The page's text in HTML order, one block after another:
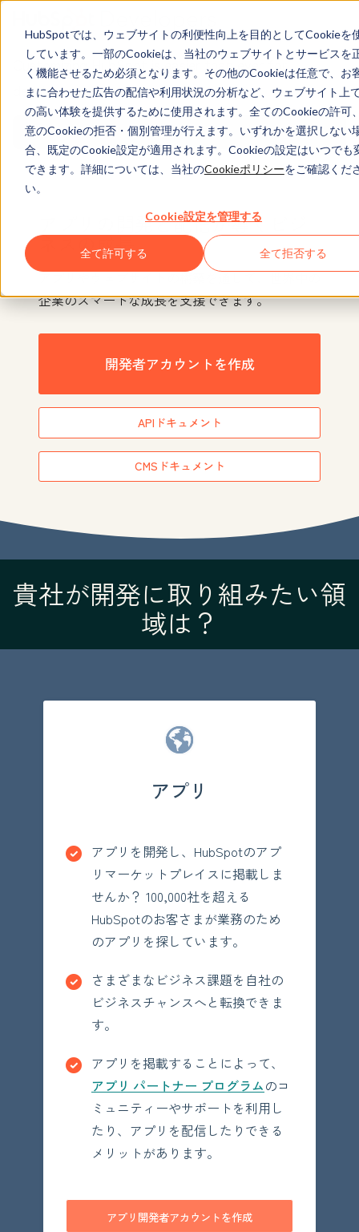
HubSpotでは、ウェブサイトの利便性向上を目的としてCookieを
しています。一部のCookieは、当社のウェブサイトとサービスを
く機能させるため必須となります。その他のCookieは任意で、お
まに合わせた広告の配信や利用状況の分析など、ウェブサイト上
の高い体験を提供するために使用されます。全てのCookieの許可
意のCookieの拒否・個別管理が行えます。いずれかを選択しない
合、既定のCookie設定が適用されます。Cookieの設定はいつでも
できます。詳細については、当社のCookieポリシーをご確認くだ
い。
Cookie設定を管理する
全て許可する 全て拒否する
Customizing HubSpot is easier than ever for
developers.
Find out more
アプリの開発と配信が導くビジ
ネスの成長
アプリやウェブサイトの構築を通じて、世界中の
企業のスマートな成長を支援できます。
開発者アカウントを作成
APIドキュメント
CMSドキュメント
貴社が開発に取り組みたい領
域は？
アプリ
アプリを開発し、HubSpotのアプ
リマーケットプレイスに掲載しま
せんか？ 100,000社を超える
HubSpotのお客さまが業務のため
のアプリを探しています。
さまざまなビジネス課題を自社の
ビジネスチャンスへと転換できま
す。
アプリを掲載することによって、
アプリ パートナー プログラムのコ
ミュニティーやサポートを利用し
たり、アプリを配信したりできる
メリットがあります。
アプリ開発者アカウントを作成